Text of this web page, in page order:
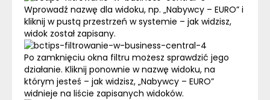
Wprowadź nazwę dla widoku, np. „Nabywcy – EURO” i
kliknij w pustą przestrzeń w systemie – jak widzisz,
widok został zapisany.
Po zamknięciu okna filtru możesz sprawdzić jego
działanie. Kliknij ponownie w nazwę widoku, na
którym jesteś – jak widzisz, „Nabywcy – EURO”
widnieje na liście zapisanych widoków.